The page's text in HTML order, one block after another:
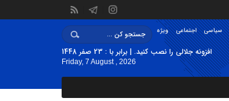
ویژه اجتماعی سیاسی
افزونه جلالی را نصب کنید. | برابر با : 23 صفر 1448
Friday, 7 August , 2026